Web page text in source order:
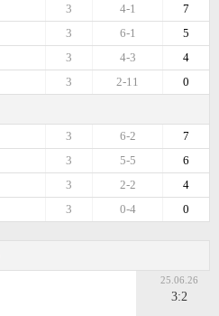
7
4-1
3
5
6-1
3
4
4-3
3
0
2-11
3
7
6-2
3
6
5-5
3
4
2-2
3
0
0-4
3
25.06.26
3:2